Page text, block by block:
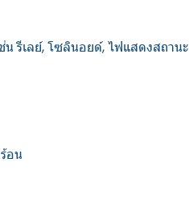
รีเลย์, โซลินอยด์, ไฟแสดงสถานะ
อน